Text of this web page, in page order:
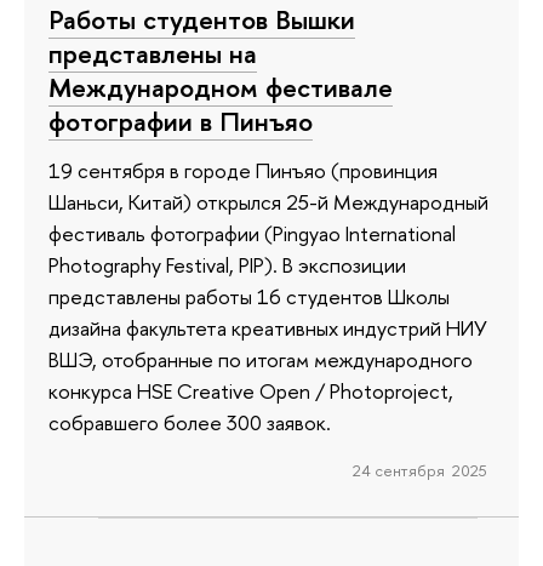
Работы студентов Вышки
представлены на
Международном фестивале
фотографии в Пинъяо
19 сентября в городе Пинъяо (провинция
Шаньси, Китай) открылся 25-й Международный
фестиваль фотографии (Pingyao International
Photography Festival, PIP). В экспозиции
представлены работы 16 студентов Школы
дизайна факультета креативных индустрий НИУ
ВШЭ, отобранные по итогам международного
конкурса HSE Creative Open / Photoproject,
собравшего более 300 заявок.
24 сентября 2025